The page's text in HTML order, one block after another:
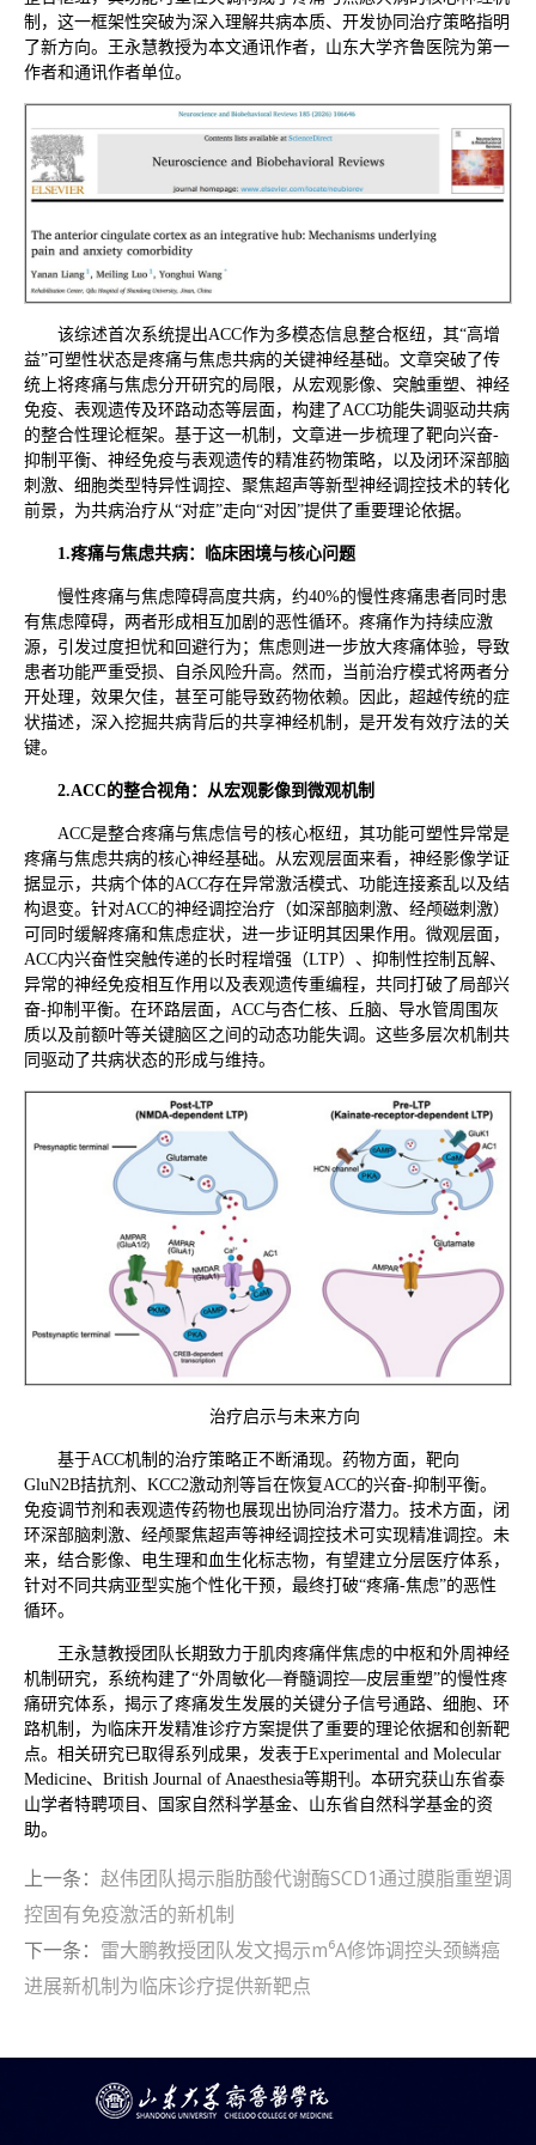
制，这一框架性突破为深入理解共病本质、开发协同治疗策略指明
了新方向。王永慧教授为本文通讯作者，山东大学齐鲁医院为第一
作者和通讯作者单位。
该综述首次系统提出ACC作为多模态信息整合枢纽，其“高增
益”可塑性状态是疼痛与焦虑共病的关键神经基础。文章突破了传
统上将疼痛与焦虑分开研究的局限，从宏观影像、突触重塑、神经
免疫、表观遗传及环路动态等层面，构建了ACC功能失调驱动共病
的整合性理论框架。基于这一机制，文章进一步梳理了靶向兴奋-
抑制平衡、神经免疫与表观遗传的精准药物策略，以及闭环深部脑
刺激、细胞类型特异性调控、聚焦超声等新型神经调控技术的转化
前景，为共病治疗从“对症”走向“对因”提供了重要理论依据。
1.疼痛与焦虑共病：临床困境与核心问题
慢性疼痛与焦虑障碍高度共病，约40%的慢性疼痛患者同时患
有焦虑障碍，两者形成相互加剧的恶性循环。疼痛作为持续应激
源，引发过度担忧和回避行为；焦虑则进一步放大疼痛体验，导致
患者功能严重受损、自杀风险升高。然而，当前治疗模式将两者分
开处理，效果欠佳，甚至可能导致药物依赖。因此，超越传统的症
状描述，深入挖掘共病背后的共享神经机制，是开发有效疗法的关
键。
2.ACC的整合视角：从宏观影像到微观机制
ACC是整合疼痛与焦虑信号的核心枢纽，其功能可塑性异常是
疼痛与焦虑共病的核心神经基础。从宏观层面来看，神经影像学证
据显示，共病个体的ACC存在异常激活模式、功能连接紊乱以及结
构退变。针对ACC的神经调控治疗（如深部脑刺激、经颅磁刺激）
可同时缓解疼痛和焦虑症状，进一步证明其因果作用。微观层面，
ACC内兴奋性突触传递的长时程增强（LTP）、抑制性控制瓦解、
异常的神经免疫相互作用以及表观遗传重编程，共同打破了局部兴
奋-抑制平衡。在环路层面，ACC与杏仁核、丘脑、导水管周围灰
质以及前额叶等关键脑区之间的动态功能失调。这些多层次机制共
同驱动了共病状态的形成与维持。
治疗启示与未来方向
基于ACC机制的治疗策略正不断涌现。药物方面，靶向
GluN2B拮抗剂、KCC2激动剂等旨在恢复ACC的兴奋-抑制平衡。
免疫调节剂和表观遗传药物也展现出协同治疗潜力。技术方面，闭
环深部脑刺激、经颅聚焦超声等神经调控技术可实现精准调控。未
来，结合影像、电生理和血生化标志物，有望建立分层医疗体系，
针对不同共病亚型实施个性化干预，最终打破“疼痛-焦虑”的恶性
循环。
王永慧教授团队长期致力于肌肉疼痛伴焦虑的中枢和外周神经
机制研究，系统构建了“外周敏化—脊髓调控—皮层重塑”的慢性疼
痛研究体系，揭示了疼痛发生发展的关键分子信号通路、细胞、环
路机制，为临床开发精准诊疗方案提供了重要的理论依据和创新靶
点。相关研究已取得系列成果，发表于Experimental and Molecular
Medicine、British Journal of Anaesthesia等期刊。本研究获山东省泰
山学者特聘项目、国家自然科学基金、山东省自然科学基金的资
助。
上一条： 赵伟团队揭示脂肪酸代谢酶SCD1通过膜脂重塑调
控固有免疫激活的新机制
下一条： 雷大鹏教授团队发文揭示m⁶A修饰调控头颈鳞癌
进展新机制为临床诊疗提供新靶点